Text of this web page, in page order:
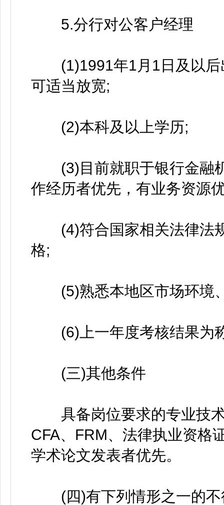
5.分行对公客户经理
(1)1991年1月1日及以后
可适当放宽;
(2)本科及以上学历;
(3)目前就职于银行金融
作经历者优先，有业务资源
(4)符合国家相关法律法
格;
(5)熟悉本地区市场环境
(6)上一年度考核结果为
(三)其他条件
具备岗位要求的专业技术
CFA、FRM、法律执业资格
学术论文发表者优先。
(四)有下列情形之一的不